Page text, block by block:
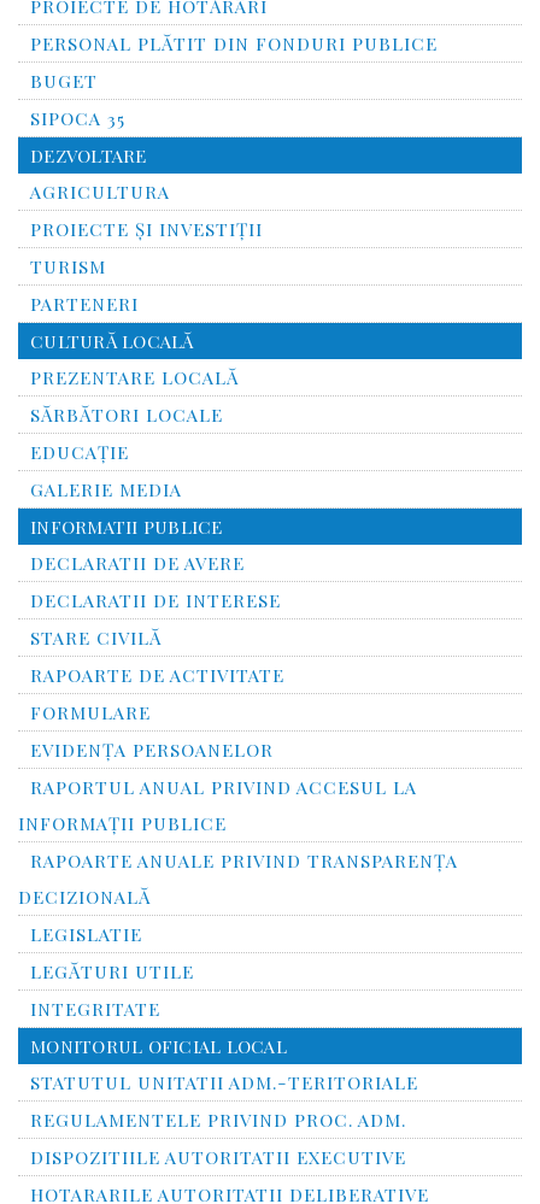
PROIECTE DE HOTĂRÂRI
PERSONAL PLĂTIT DIN FONDURI PUBLICE
BUGET
SIPOCA 35
DEZVOLTARE
AGRICULTURA
PROIECTE ȘI INVESTIȚII
TURISM
PARTENERI
CULTURĂ LOCALĂ
PREZENTARE LOCALĂ
SĂRBĂTORI LOCALE
EDUCAȚIE
GALERIE MEDIA
INFORMATII PUBLICE
DECLARATII DE AVERE
DECLARATII DE INTERESE
STARE CIVILĂ
RAPOARTE DE ACTIVITATE
FORMULARE
EVIDENȚA PERSOANELOR
RAPORTUL ANUAL PRIVIND ACCESUL LA
INFORMAŢII PUBLICE
RAPOARTE ANUALE PRIVIND TRANSPARENŢA
DECIZIONALĂ
LEGISLATIE
LEGĂTURI UTILE
INTEGRITATE
MONITORUL OFICIAL LOCAL
STATUTUL UNITATII ADM.-TERITORIALE
REGULAMENTELE PRIVIND PROC. ADM.
DISPOZITIILE AUTORITATII EXECUTIVE
HOTARARILE AUTORITATII DELIBERATIVE